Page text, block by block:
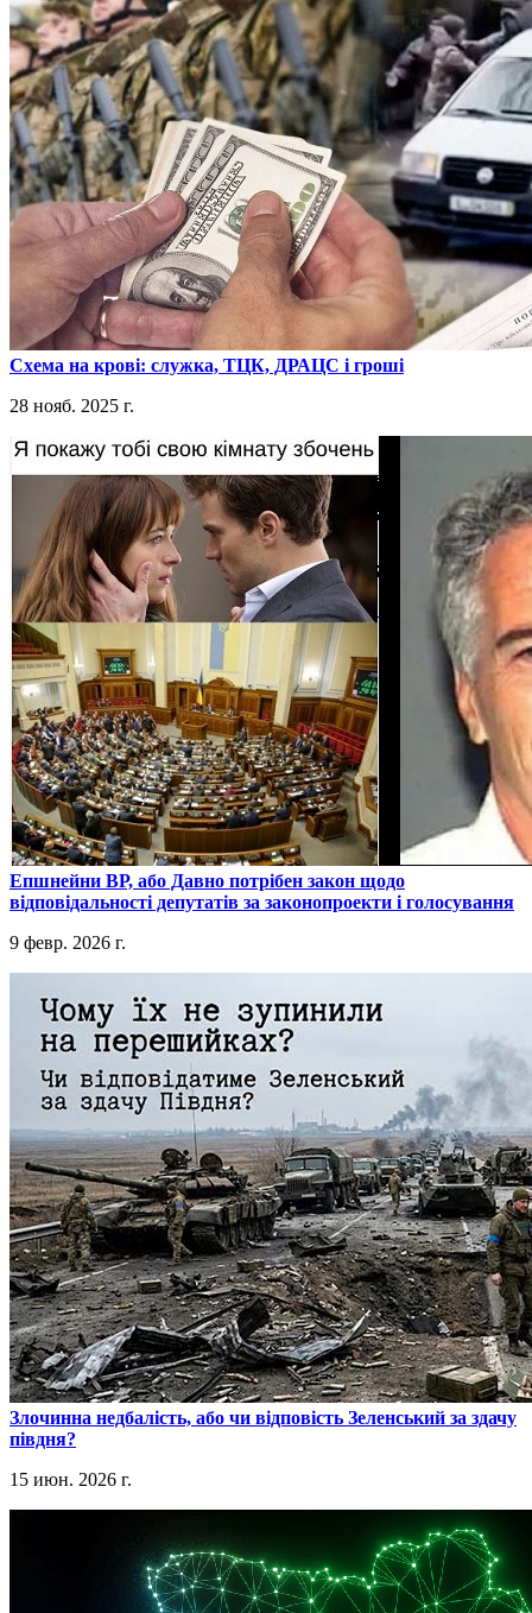
​Схема на крові: служка, ТЦК, ДРАЦС і гроші
28 нояб. 2025 г.
​Епшнейни ВР, або Давно потрібен закон щодо
відповідальності депутатів за законопроекти і голосування
9 февр. 2026 г.
​Злочинна недбалість, або чи відповість Зеленський за здачу
півдня?
15 июн. 2026 г.